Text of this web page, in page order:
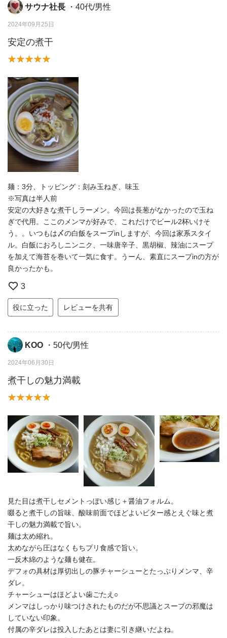
サウナ社長 ・40代/男性
2024年09月25日
安定の煮干
麺：3分、トッピング：刻み玉ねぎ、味玉
※写真は半人前
安定の大好きな煮干しラーメン。今回は長葱がなかったので玉ね
ぎで代用。ここのメンマが好みで、これだけでビール2杯いけそ
う。。いつもは〆の白飯をスープinしますが、今回は家系スタイ
ル。白飯におろしニンニク、一味唐辛子、黒胡椒、辣油にスープ
を加えて海苔を巻いて一気に食す。うーん、素直にスープinの方が
良かったかも。
3
役に立った レビューを共有
KOO ・50代/男性
2024年06月30日
煮干しの魅力満載
見た目は煮干しセメントっぽい感じ＋醤油フォルム。
啜ると煮干しの旨味、酸味前面でほどよいビター感とえぐ味と煮
干しの魅力満載で旨い。
麺は太め縮れ。
太めながら圧はなくもちプリ食感で旨い。
一反木綿のような麺も健在。
デフォの具材は厚切出しの豚チャーシューとたっぷりメンマ、辛
ダレ。
チャーシューはほどよい歯ごたえ○
メンマはしっかり味つけされたものだが不思議とスープの邪魔は
していない印象。
付属の辛ダレは投入したあとは妻に引き継いだよね。